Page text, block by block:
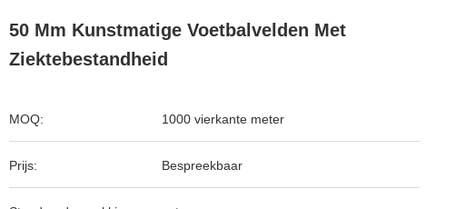
50 Mm Kunstmatige Voetbalvelden Met
Ziektebestandheid
MOQ: 1000 vierkante meter
Prijs: Bespreekbaar